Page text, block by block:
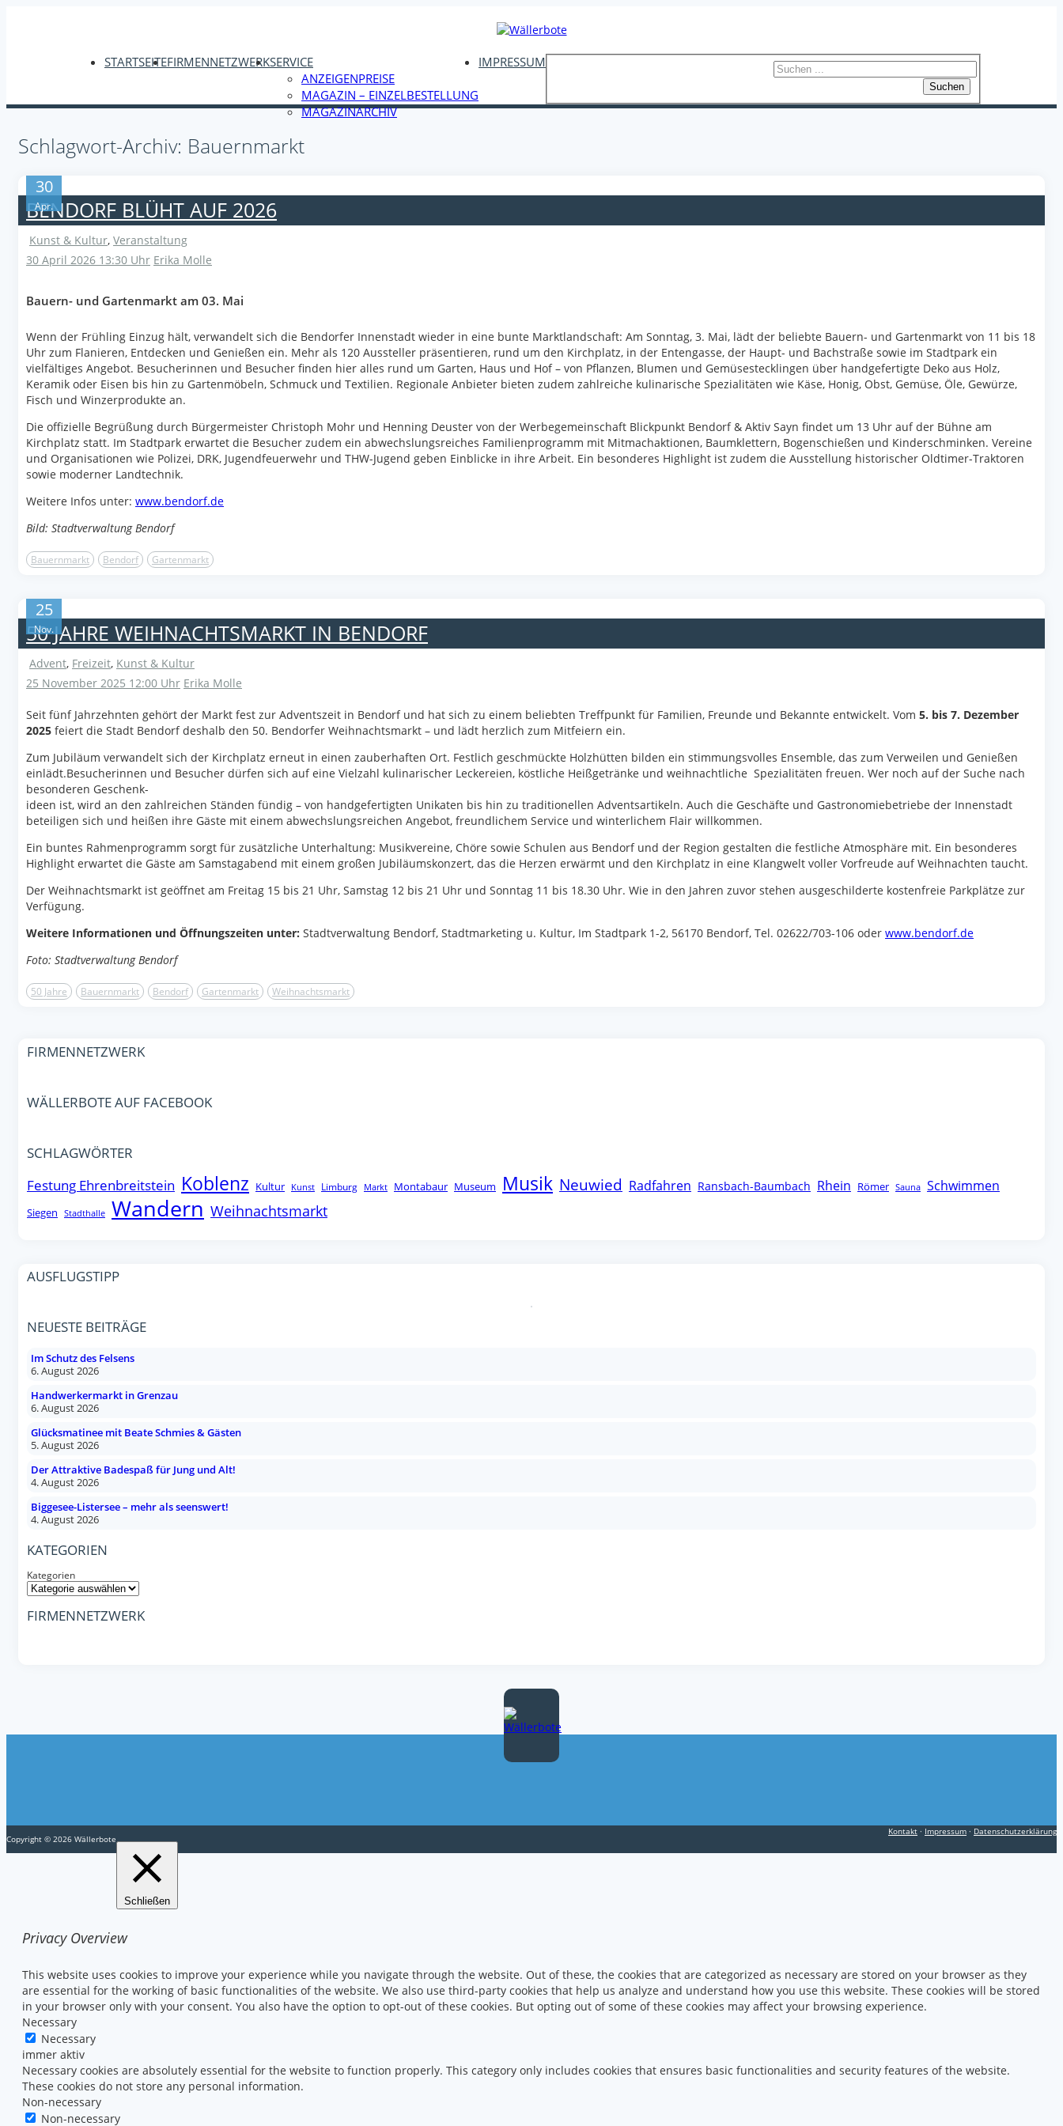
STARTSEITEFIRMENNETZWERKSERVICE
ANZEIGENPREISE
MAGAZIN – EINZELBESTELLUNG
MAGAZINARCHIV
IMPRESSUM
Suchen
Schlagwort-Archiv: Bauernmarkt
30
Apr.
BENDORF BLÜHT AUF 2026
Kunst & Kultur, Veranstaltung
30 April 2026 13:30 Uhr Erika Molle
Bauern- und Gartenmarkt am 03. Mai
Wenn der Frühling Einzug hält, verwandelt sich die Bendorfer Innenstadt wieder in eine bunte Marktlandschaft: Am Sonntag, 3. Mai, lädt der beliebte Bauern- und Gartenmarkt von 11 bis 18
Uhr zum Flanieren, Entdecken und Genießen ein. Mehr als 120 Aussteller präsentieren, rund um den Kirchplatz, in der Entengasse, der Haupt- und Bachstraße sowie im Stadtpark ein
vielfältiges Angebot. Besucherinnen und Besucher finden hier alles rund um Garten, Haus und Hof – von Pflanzen, Blumen und Gemüsestecklingen über handgefertigte Deko aus Holz,
Keramik oder Eisen bis hin zu Gartenmöbeln, Schmuck und Textilien. Regionale Anbieter bieten zudem zahlreiche kulinarische Spezialitäten wie Käse, Honig, Obst, Gemüse, Öle, Gewürze,
Fisch und Winzerprodukte an.
Die offizielle Begrüßung durch Bürgermeister Christoph Mohr und Henning Deuster von der Werbegemeinschaft Blickpunkt Bendorf & Aktiv Sayn findet um 13 Uhr auf der Bühne am
Kirchplatz statt. Im Stadtpark erwartet die Besucher zudem ein abwechslungsreiches Familienprogramm mit Mitmachaktionen, Baumklettern, Bogenschießen und Kinderschminken. Vereine
und Organisationen wie Polizei, DRK, Jugendfeuerwehr und THW-Jugend geben Einblicke in ihre Arbeit. Ein besonderes Highlight ist zudem die Ausstellung historischer Oldtimer-Traktoren
sowie moderner Landtechnik.
Weitere Infos unter: www.bendorf.de
Bild: Stadtverwaltung Bendorf
Bauernmarkt Bendorf Gartenmarkt
25
Nov.
50 JAHRE WEIHNACHTSMARKT IN BENDORF
Advent, Freizeit, Kunst & Kultur
25 November 2025 12:00 Uhr Erika Molle
Seit fünf Jahrzehnten gehört der Markt fest zur Adventszeit in Bendorf und hat sich zu einem beliebten Treffpunkt für Familien, Freunde und Bekannte entwickelt. Vom 5. bis 7. Dezember
2025 feiert die Stadt Bendorf deshalb den 50. Bendorfer Weihnachtsmarkt – und lädt herzlich zum Mitfeiern ein.
Zum Jubiläum verwandelt sich der Kirchplatz erneut in einen zauberhaften Ort. Festlich geschmückte Holzhütten bilden ein stimmungsvolles Ensemble, das zum Verweilen und Genießen
einlädt.Besucherinnen und Besucher dürfen sich auf eine Vielzahl kulinarischer Leckereien, köstliche Heißgetränke und weihnachtliche Spezialitäten freuen. Wer noch auf der Suche nach
besonderen Geschenk-
ideen ist, wird an den zahlreichen Ständen fündig – von handgefertigten Unikaten bis hin zu traditionellen Adventsartikeln. Auch die Geschäfte und Gastronomiebetriebe der Innenstadt
beteiligen sich und heißen ihre Gäste mit einem abwechslungsreichen Angebot, freundlichem Service und winterlichem Flair willkommen.
Ein buntes Rahmenprogramm sorgt für zusätzliche Unterhaltung: Musikvereine, Chöre sowie Schulen aus Bendorf und der Region gestalten die festliche Atmosphäre mit. Ein besonderes
Highlight erwartet die Gäste am Samstagabend mit einem großen Jubiläumskonzert, das die Herzen erwärmt und den Kirchplatz in eine Klangwelt voller Vorfreude auf Weihnachten taucht.
Der Weihnachtsmarkt ist geöffnet am Freitag 15 bis 21 Uhr, Samstag 12 bis 21 Uhr und Sonntag 11 bis 18.30 Uhr. Wie in den Jahren zuvor stehen ausgeschilderte kostenfreie Parkplätze zur
Verfügung.
Weitere Informationen und Öffnungszeiten unter: Stadtverwaltung Bendorf, Stadtmarketing u. Kultur, Im Stadtpark 1-2, 56170 Bendorf, Tel. 02622/703-106 oder www.bendorf.de
Foto: Stadtverwaltung Bendorf
50 Jahre Bauernmarkt Bendorf Gartenmarkt Weihnachtsmarkt
FIRMENNETZWERK
WÄLLERBOTE AUF FACEBOOK
SCHLAGWÖRTER
Festung Ehrenbreitstein Koblenz Kultur Kunst Limburg Markt Montabaur Museum Musik Neuwied Radfahren Ransbach-Baumbach Rhein Römer Sauna Schwimmen
Siegen Stadthalle Wandern Weihnachtsmarkt
AUSFLUGSTIPP
NEUESTE BEITRÄGE
Im Schutz des Felsens
6. August 2026
Handwerkermarkt in Grenzau
6. August 2026
Glücksmatinee mit Beate Schmies & Gästen
5. August 2026
Der Attraktive Badespaß für Jung und Alt!
4. August 2026
Biggesee-Listersee – mehr als seenswert!
4. August 2026
KATEGORIEN
Kategorien
FIRMENNETZWERK
Copyright © 2026 Wällerbote
Kontakt · Impressum · Datenschutzerklärung
Schließen
Privacy Overview
This website uses cookies to improve your experience while you navigate through the website. Out of these, the cookies that are categorized as necessary are stored on your browser as they
are essential for the working of basic functionalities of the website. We also use third-party cookies that help us analyze and understand how you use this website. These cookies will be stored
in your browser only with your consent. You also have the option to opt-out of these cookies. But opting out of some of these cookies may affect your browsing experience.
Necessary
Necessary
immer aktiv
Necessary cookies are absolutely essential for the website to function properly. This category only includes cookies that ensures basic functionalities and security features of the website.
These cookies do not store any personal information.
Non-necessary
Non-necessary